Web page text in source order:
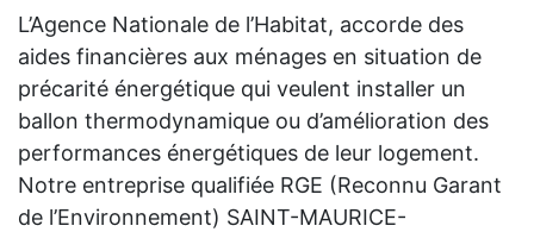
L’Agence Nationale de l’Habitat, accorde des
aides financières aux ménages en situation de
précarité énergétique qui veulent installer un
ballon thermodynamique ou d’amélioration des
performances énergétiques de leur logement.
Notre entreprise qualifiée RGE (Reconnu Garant
de l’Environnement) SAINT-MAURICE-